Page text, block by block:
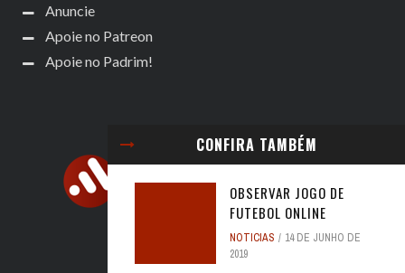
CONFIRA TAMBÉM
OBSERVAR JOGO DE
FUTEBOL ONLINE
NOTICIAS
14 DE JUNHO DE
2019
Anuncie
Apoie no Patreon
Apoie no Padrim!